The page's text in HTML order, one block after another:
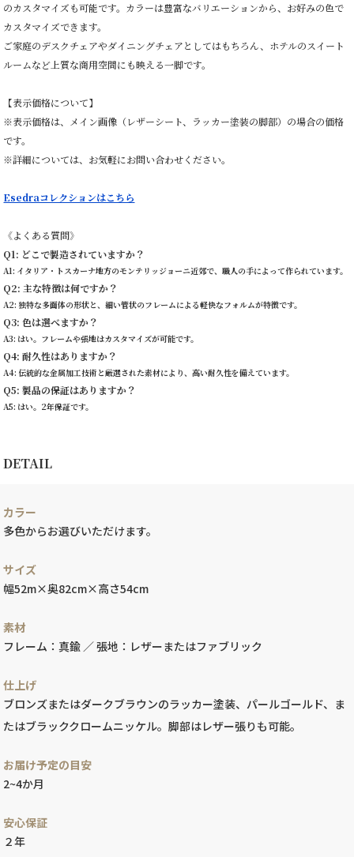
のカスタマイズも可能です。カラーは豊富なバリエーションから、お好みの色で
カスタマイズできます。
ご家庭のデスクチェアやダイニングチェアとしてはもちろん、ホテルのスイート
ルームなど上質な商用空間にも映える一脚です。
【表示価格について】
※表示価格は、メイン画像（レザーシート、ラッカー塗装の脚部）の場合の価格
です。
※詳細については、お気軽にお問い合わせください。
Esedraコレクションはこちら
《よくある質問》
Q1: どこで製造されていますか？
A1: イタリア・トスカーナ地方のモンテリッジョーニ近郊で、職人の手によって作られています。
Q2: 主な特徴は何ですか？
A2: 独特な多面体の形状と、細い管状のフレームによる軽快なフォルムが特徴です。
Q3: 色は選べますか？
A3: はい。フレームや張地はカスタマイズが可能です。
Q4: 耐久性はありますか？
A4: 伝統的な金属加工技術と厳選された素材により、高い耐久性を備えています。
Q5: 製品の保証はありますか？
A5: はい。2年保証です。
DETAIL
カラー
多色からお選びいただけます。
サイズ
幅52m×奥82cm×高さ54cm
素材
フレーム：真鍮 ／ 張地：レザーまたはファブリック
仕上げ
ブロンズまたはダークブラウンのラッカー塗装、パールゴールド、ま
たはブラッククロームニッケル。脚部はレザー張りも可能。
お届け予定の目安
2~4か月
安心保証
２年